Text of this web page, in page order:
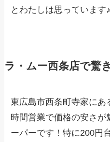
とわたしは思っています♪
ラ・ムー西条店で驚
東広島市西条町寺家に
時間営業で価格の安さが
ーパーです！特に200円